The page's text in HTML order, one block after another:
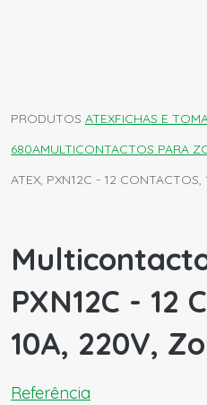
PRODUTOS ATEXFICHAS E
680AMULTICONTACTOS PARA
ATEX, PXN12C - 12
PXN12C - 12
10A, 220V,
Referência